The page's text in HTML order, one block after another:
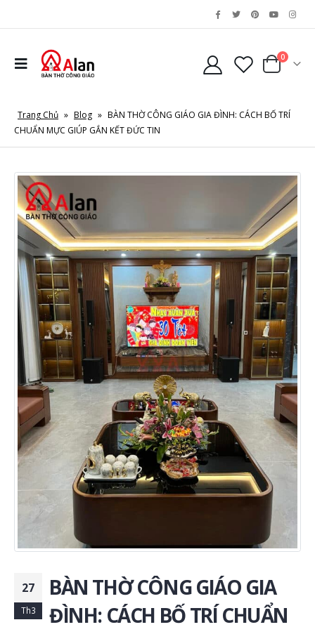
0
Trang Chủ » Blog » BÀN THỜ CÔNG GIÁO GIA ĐÌNH: CÁCH BỐ TRÍ
CHUẨN MỰC GIÚP GẮN KẾT ĐỨC TIN
27
Th3
BÀN THỜ CÔNG GIÁO GIA
ĐÌNH: CÁCH BỐ TRÍ CHUẨN